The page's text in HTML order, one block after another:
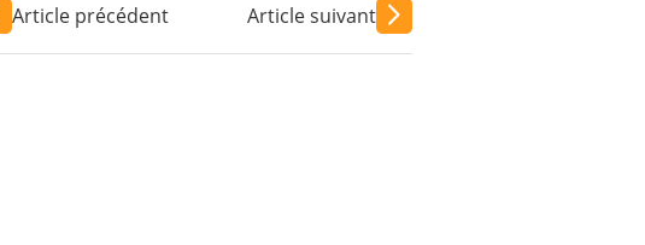
Article précédent Article suivant